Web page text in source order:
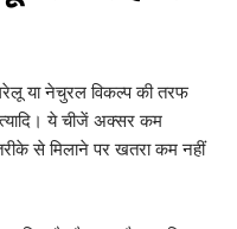
या नेचुरल विकल्प की तरफ
ये चीजें अक्सर कम
से मिलाने पर खतरा कम नहीं